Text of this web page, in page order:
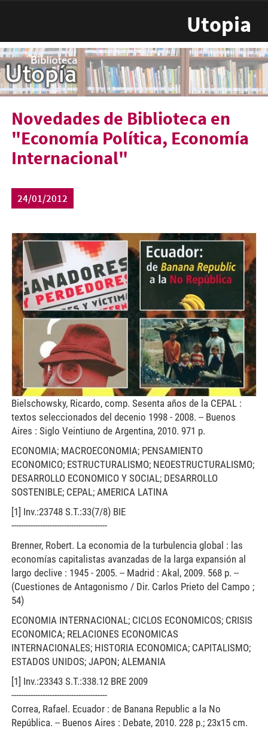
Utopia
Novedades de Biblioteca en
"Economía Política, Economía
Internacional"
24/01/2012
nove-econ.jpg
Bielschowsky, Ricardo, comp. Sesenta años de la CEPAL :
textos seleccionados del decenio 1998 - 2008. -- Buenos
Aires : Siglo Veintiuno de Argentina, 2010. 971 p.
ECONOMIA; MACROECONOMIA; PENSAMIENTO
ECONOMICO; ESTRUCTURALISMO; NEOESTRUCTURALISMO;
DESARROLLO ECONOMICO Y SOCIAL; DESARROLLO
SOSTENIBLE; CEPAL; AMERICA LATINA
[1] Inv.:23748 S.T.:33(7/8) BIE
----------------------------------------
Brenner, Robert. La economia de la turbulencia global : las
economías capitalistas avanzadas de la larga expansión al
largo declive : 1945 - 2005. -- Madrid : Akal, 2009. 568 p. --
(Cuestiones de Antagonismo / Dir. Carlos Prieto del Campo ;
54)
ECONOMIA INTERNACIONAL; CICLOS ECONOMICOS; CRISIS
ECONOMICA; RELACIONES ECONOMICAS
INTERNACIONALES; HISTORIA ECONOMICA; CAPITALISMO;
ESTADOS UNIDOS; JAPON; ALEMANIA
[1] Inv.:23343 S.T.:338.12 BRE 2009
----------------------------------------
Correa, Rafael. Ecuador : de Banana Republic a la No
República. -- Buenos Aires : Debate, 2010. 228 p.; 23x15 cm.